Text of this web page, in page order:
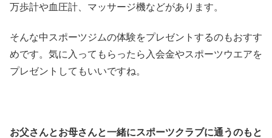
万歩計や血圧計、マッサージ機などがあります。
そんな中スポーツジムの体験をプレゼントするのもおすす
めです。気に入ってもらったら入会金やスポーツウエアを
プレゼントしてもいいですね。
お父さんとお母さんと一緒にスポーツクラブに通うのもと